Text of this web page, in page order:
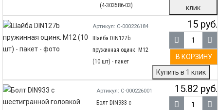
(4-303586-03)
клик
Артикул: С-000226184
Шайба DIN127b
пружинная оцинк. М12
(10 шт) - пакет
15 руб.
В КОРЗИНУ
Купить в 1 клик
Артикул: С-000226001
Болт DIN933 с
15.82 руб.